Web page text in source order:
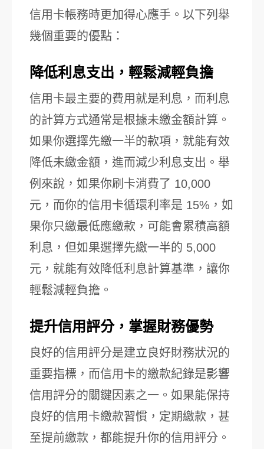
信用卡帳務時更加得心應手。以下列舉
幾個重要的優點：
降低利息支出，輕鬆減輕負擔
信用卡最主要的費用就是利息，而利息
的計算方式通常是根據未繳金額計算。
如果你選擇先繳一半的款項，就能有效
降低未繳金額，進而減少利息支出。舉
例來說，如果你刷卡消費了 10,000
元，而你的信用卡循環利率是 15%，如
果你只繳最低應繳款，可能會累積高額
利息，但如果選擇先繳一半的 5,000
元，就能有效降低利息計算基準，讓你
輕鬆減輕負擔。
提升信用評分，掌握財務優勢
良好的信用評分是建立良好財務狀況的
重要指標，而信用卡的繳款紀錄是影響
信用評分的關鍵因素之一。如果能保持
良好的信用卡繳款習慣，定期繳款，甚
至提前繳款，都能提升你的信用評分。